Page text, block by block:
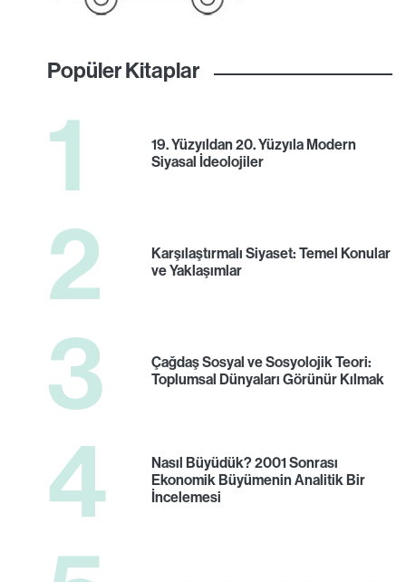
Popüler Kitaplar
1
19. Yüzyıldan 20. Yüzyıla Modern
Siyasal İdeolojiler
2
Karşılaştırmalı Siyaset: Temel Konular
ve Yaklaşımlar
3
Çağdaş Sosyal ve Sosyolojik Teori:
Toplumsal Dünyaları Görünür Kılmak
4
Nasıl Büyüdük? 2001 Sonrası
Ekonomik Büyümenin Analitik Bir
İncelemesi